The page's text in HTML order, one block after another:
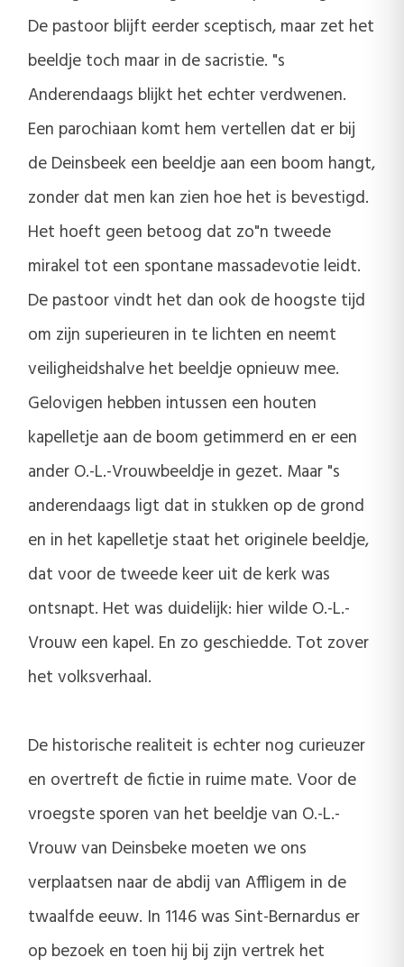
De pastoor blijft eerder sceptisch, maar zet het
beeldje toch maar in de sacristie. "s
Anderendaags blijkt het echter verdwenen.
Een parochiaan komt hem vertellen dat er bij
de Deinsbeek een beeldje aan een boom hangt,
zonder dat men kan zien hoe het is bevestigd.
Het hoeft geen betoog dat zo"n tweede
mirakel tot een spontane massadevotie leidt.
De pastoor vindt het dan ook de hoogste tijd
om zijn superieuren in te lichten en neemt
veiligheidshalve het beeldje opnieuw mee.
Gelovigen hebben intussen een houten
kapelletje aan de boom getimmerd en er een
ander O.-L.-Vrouwbeeldje in gezet. Maar "s
anderendaags ligt dat in stukken op de grond
en in het kapelletje staat het originele beeldje,
dat voor de tweede keer uit de kerk was
ontsnapt. Het was duidelijk: hier wilde O.-L.-
Vrouw een kapel. En zo geschiedde. Tot zover
het volksverhaal.
De historische realiteit is echter nog curieuzer
en overtreft de fictie in ruime mate. Voor de
vroegste sporen van het beeldje van O.-L.-
Vrouw van Deinsbeke moeten we ons
verplaatsen naar de abdij van Affligem in de
twaalfde eeuw. In 1146 was Sint-Bernardus er
op bezoek en toen hij bij zijn vertrek het